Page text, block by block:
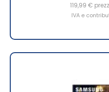
119,99 €
IVA e